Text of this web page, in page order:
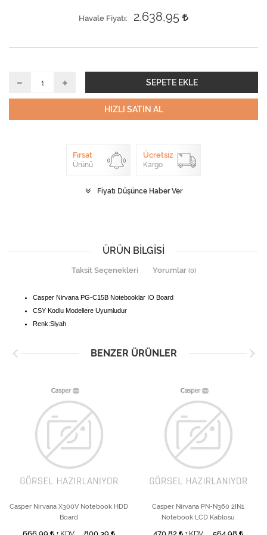
Havale Fiyatı 2.638,95
SEPETE EKLE
HIZLI SATIN AL
Fırsat
Ürünü
Ücretsiz
Kargo
Fiyatı Düşünce Haber Ver
ÜRÜN BILGISI
Taksit Seçenekleri Yorumlar (0)
Casper Nirvana PG-C15B Notebooklar IO Board
CSY Kodlu Modellere Uyumludur
Renk:Siyah
BENZER ÜRÜNLER
Casper Nirvana X300V Notebook HDD
Board
Casper Nirvana PN-N360 2IN1
Notebook LCD Kablosu